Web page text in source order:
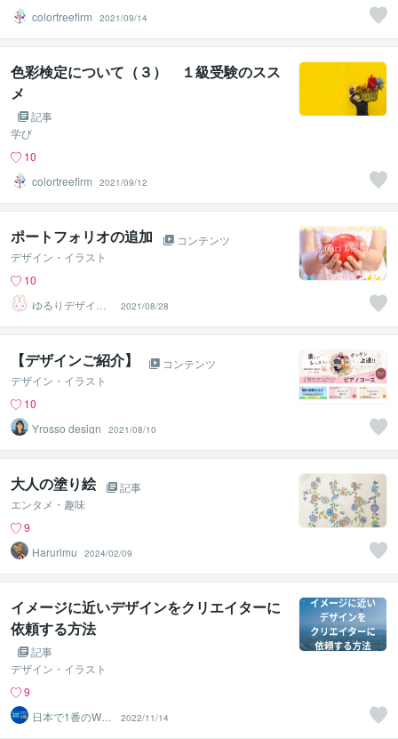
colortreefirm
2021/09/14
色彩検定について（３） １級受験のスス
メ
記事
学び
10
colortreefirm
2021/09/12
ポートフォリオの追加
コンテンツ
デザイン・イラスト
10
ゆるりデザイン
＠夏季休暇中
2021/08/28
【デザインご紹介】
コンテンツ
デザイン・イラスト
10
Yrosso design
2021/08/10
大人の塗り絵
記事
エンタメ・趣味
9
Harurimu
2024/02/09
イメージに近いデザインをクリエイターに
依頼する方法
記事
デザイン・イラスト
9
日本で1番のWeb
デザイナー
2022/11/14